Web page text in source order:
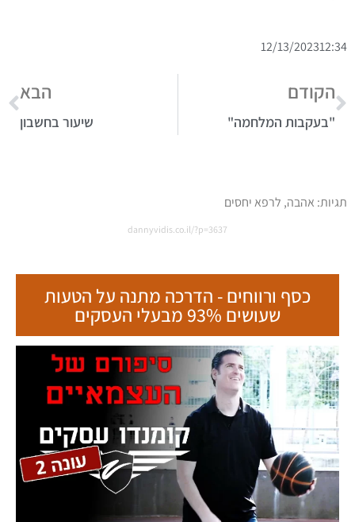
12:34
12/13/2023
הקודם
"בעקבות המלחמה"
הבא
שיעור בחשבון
תגיות: אהבה, לרפא יחסים
dannyvidis.co.il/?p=3637
כסף ורווחים - הדרכה מתנה על הטעות
שעושים 93% מבעלי העסקים